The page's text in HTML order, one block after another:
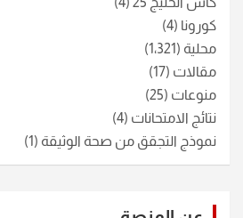
كورونا (4)
محلية (1٬321)
مقالات (17)
منوعات (25)
نتائج الامتحانات (4)
نموذج التجقق من صحة الوثيقة (1)